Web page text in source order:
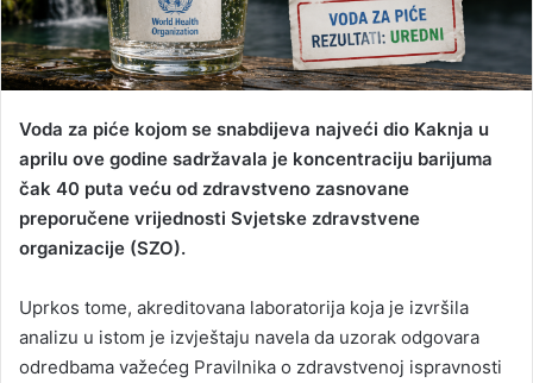
i
l
Voda za piće kojom se snabdijeva najveći dio Kaknja u
aprilu ove godine sadržavala je koncentraciju barijuma
čak 40 puta veću od zdravstveno zasnovane
preporučene vrijednosti Svjetske zdravstvene
organizacije (SZO).
Uprkos tome, akreditovana laboratorija koja je izvršila
analizu u istom je izvještaju navela da uzorak odgovara
odredbama važećeg Pravilnika o zdravstvenoj ispravnosti